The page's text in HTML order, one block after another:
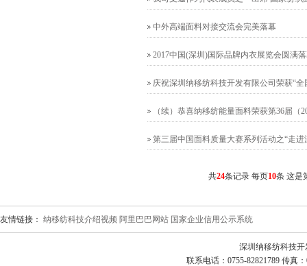
中外高端面料对接交流会完美落幕
2017中国(深圳)国际品牌内衣展览会圆满
庆祝深圳纳移纺科技开发有限公司荣获“
（续）恭喜纳移纺能量面料荣获第36届（
第三届中国面料质量大赛系列活动之“走进
共24条记录 每页10条 这是
友情链接： 纳移纺科技介绍视频 阿里巴巴网站 国家企业信用公示系统
深圳纳移纺科技
联系电话：0755-82821789 传真：